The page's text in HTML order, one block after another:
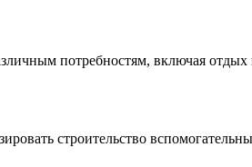
потребностям, включая
строительство